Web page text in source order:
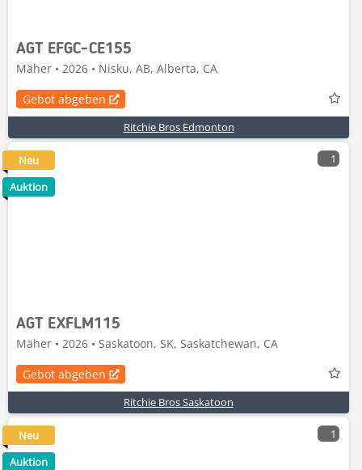
AGT EFGC-CE155
Mäher • 2026 • Nisku, AB, Alberta, CA
Gebot abgeben
Ritchie Bros Edmonton
1
AGT EXFLM115
Mäher • 2026 • Saskatoon, SK, Saskatchewan, CA
Gebot abgeben
Ritchie Bros Saskatoon
Neu
Auktion
1
Neu
Auktion